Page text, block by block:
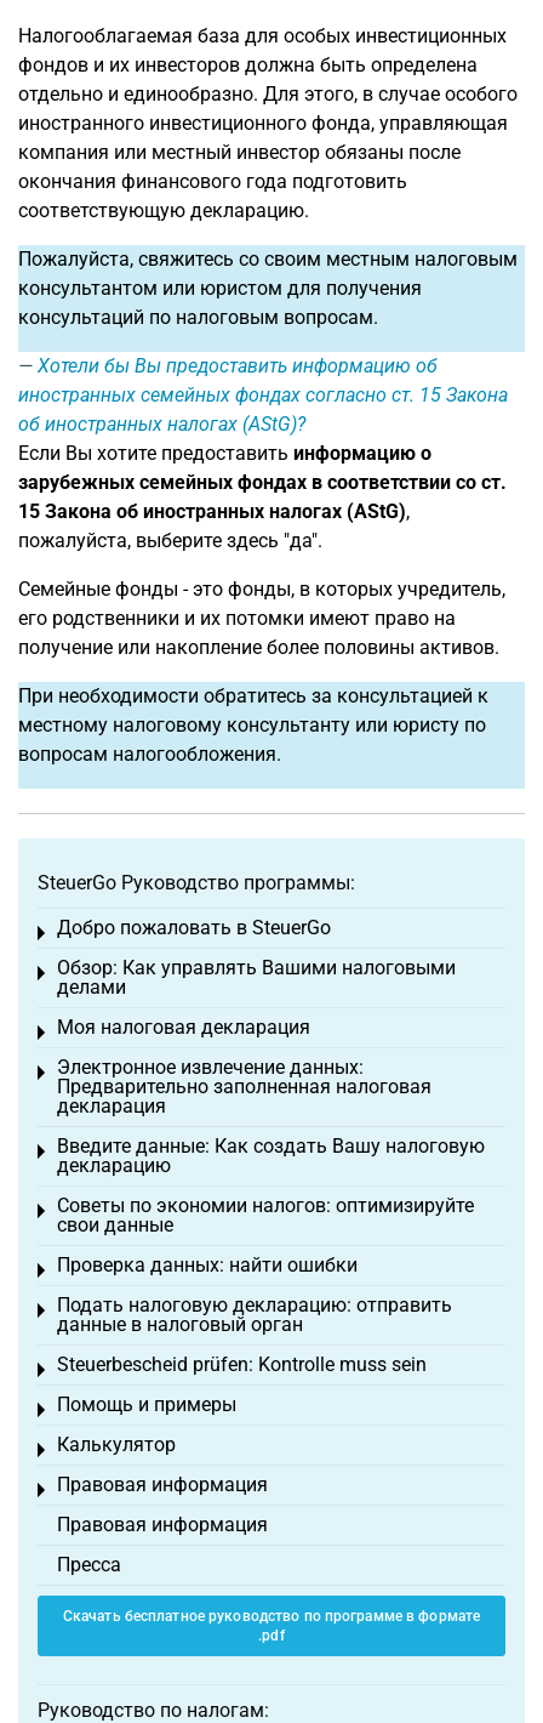
Налогооблагаемая база для особых инвестиционных
фондов и их инвесторов должна быть определена
отдельно и единообразно. Для этого, в случае особого
иностранного инвестиционного фонда, управляющая
компания или местный инвестор обязаны после
окончания финансового года подготовить
соответствующую декларацию.
Пожалуйста, свяжитесь со своим местным налоговым
консультантом или юристом для получения
консультаций по налоговым вопросам.
Хотели бы Вы предоставить информацию об
иностранных семейных фондах согласно ст. 15 Закона
об иностранных налогах (AStG)?
Если Вы хотите предоставить информацию о
зарубежных семейных фондах в соответствии со ст.
15 Закона об иностранных налогах (AStG),
пожалуйста, выберите здесь "да".
Семейные фонды - это фонды, в которых учредитель,
его родственники и их потомки имеют право на
получение или накопление более половины активов.
При необходимости обратитесь за консультацией к
местному налоговому консультанту или юристу по
вопросам налогообложения.
SteuerGo Руководство программы:
Добро пожаловать в SteuerGo
Toggle menu
Обзор: Как управлять Вашими налоговыми
делами
Toggle menu
Моя налоговая декларация
Toggle menu
Электронное извлечение данных:
Предварительно заполненная налоговая
декларация
Toggle menu
Введите данные: Как создать Вашу налоговую
декларацию
Toggle menu
Советы по экономии налогов: оптимизируйте
свои данные
Toggle menu
Проверка данных: найти ошибки
Toggle menu
Подать налоговую декларацию: отправить
данные в налоговый орган
Toggle menu
Steuerbescheid prüfen: Kontrolle muss sein
Toggle menu
Помощь и примеры
Toggle menu
Калькулятор
Toggle menu
Правовая информация
Toggle menu
Правовая информация
Пресса
Скачать бесплатное руководство по программе в формате
.pdf
Руководство по налогам: